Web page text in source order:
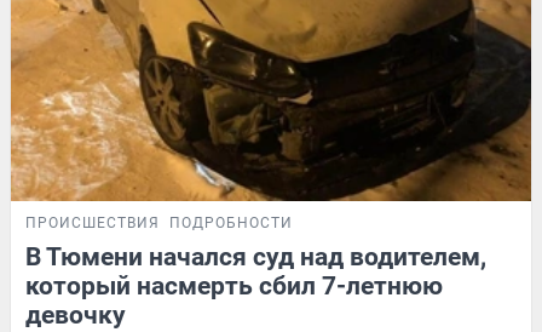
ПРОИСШЕСТВИЯ ПОДРОБНОСТИ
В Тюмени начался суд над водителем,
который насмерть сбил 7-летнюю
девочку